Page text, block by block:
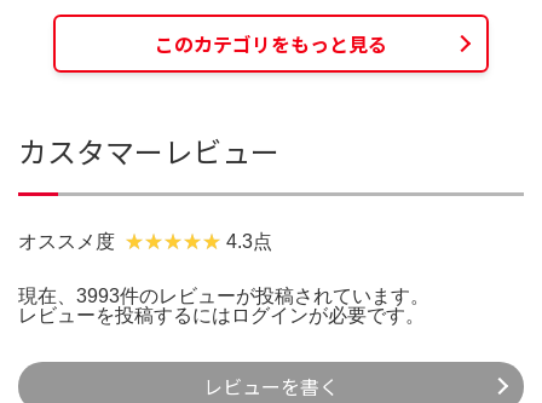
このカテゴリをもっと見る
カスタマーレビュー
オススメ度 4.3点
現在、3993件のレビューが投稿されています。
レビューを投稿するには ログインが必要です。
レビューを書く